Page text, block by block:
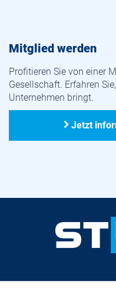
Mitglied werden
Profitieren Sie von einer
Gesellschaft. Erfahren
Unternehmen bringt.
Jetzt